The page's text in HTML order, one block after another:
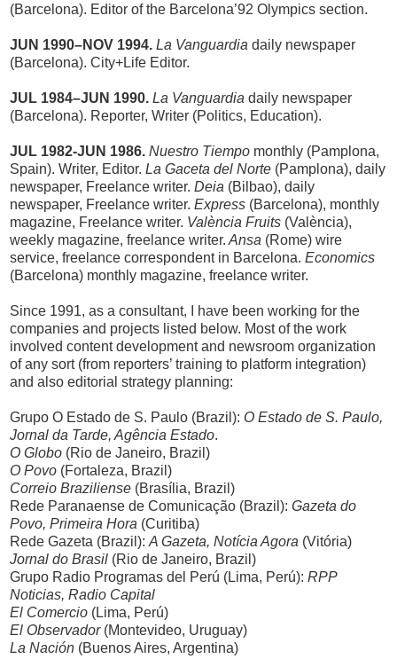
(Barcelona). Editor of the Barcelona’92 Olympics section.
JUN 1990–NOV 1994. La Vanguardia daily newspaper
(Barcelona). City+Life Editor.
JUL 1984–JUN 1990. La Vanguardia daily newspaper
(Barcelona). Reporter, Writer (Politics, Education).
JUL 1982-JUN 1986. Nuestro Tiempo monthly (Pamplona,
Spain). Writer, Editor. La Gaceta del Norte (Pamplona), daily
newspaper, Freelance writer. Deia (Bilbao), daily
newspaper, Freelance writer. Express (Barcelona), monthly
magazine, Freelance writer. València Fruits (València),
weekly magazine, freelance writer. Ansa (Rome) wire
service, freelance correspondent in Barcelona. Economics
(Barcelona) monthly magazine, freelance writer.
Since 1991, as a consultant, I have been working for the
companies and projects listed below. Most of the work
involved content development and newsroom organization
of any sort (from reporters’ training to platform integration)
and also editorial strategy planning:
Grupo O Estado de S. Paulo (Brazil): O Estado de S. Paulo,
Jornal da Tarde, Agência Estado.
O Globo (Rio de Janeiro, Brazil)
O Povo (Fortaleza, Brazil)
Correio Braziliense (Brasília, Brazil)
Rede Paranaense de Comunicação (Brazil): Gazeta do
Povo, Primeira Hora (Curitiba)
Rede Gazeta (Brazil): A Gazeta, Notícia Agora (Vitória)
Jornal do Brasil (Rio de Janeiro, Brazil)
Grupo Radio Programas del Perú (Lima, Perú): RPP
Noticias, Radio Capital
El Comercio (Lima, Perú)
El Observador(Montevideo, Uruguay)
La Nación (Buenos Aires, Argentina)